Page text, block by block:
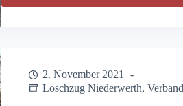
2. November 2021
Löschzug Niederwerth,